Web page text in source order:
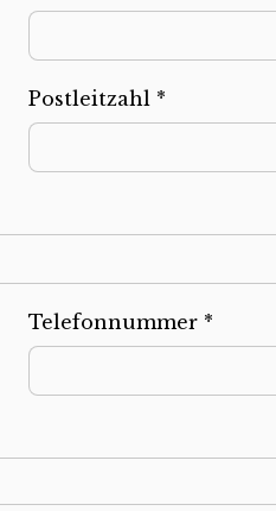
Postleitzahl *
Telefonnummer *